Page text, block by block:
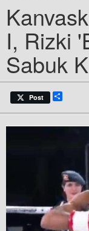
I, Rizki
Sabuk
Post